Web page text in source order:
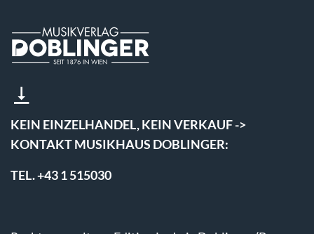
KEIN EINZELHANDEL, KEIN VERKAUF ->
KONTAKT MUSIKHAUS DOBLINGER:
TEL. +43 1 515030